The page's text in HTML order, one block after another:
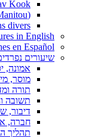
Kook
(Rav Askenazi (Manitou
divers
in English
en Español
שיעורים
אמונה,
מוסר,
תורה
תשובה
דיבור,
חברה,
תהליך